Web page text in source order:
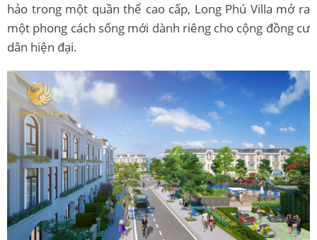
hảo trong một quần thể cao cấp, Long Phú Villa mở ra
một phong cách sống mới dành riêng cho cộng đồng cư
dân hiện đại.